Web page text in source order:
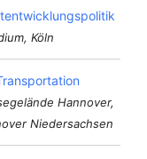
Köln
Hannover,
Niedersachsen